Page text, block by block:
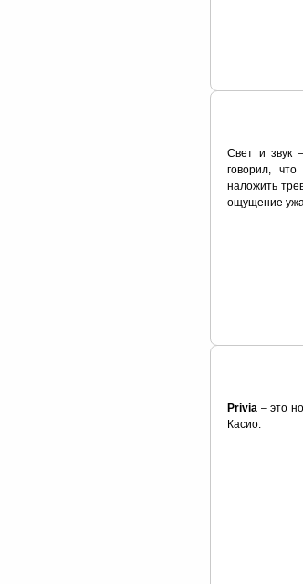
Свет и звук
говорил,
наложить
ощущение
Privia – это
Касио.